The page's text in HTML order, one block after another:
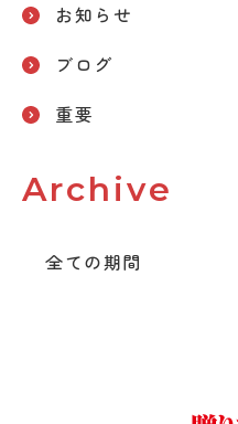
お知らせ
ブログ
重要
Archive